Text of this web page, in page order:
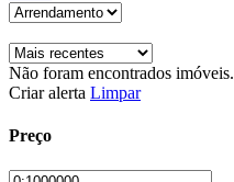
Não foram encontrados imóveis.
Criar alerta Limpar
Preço